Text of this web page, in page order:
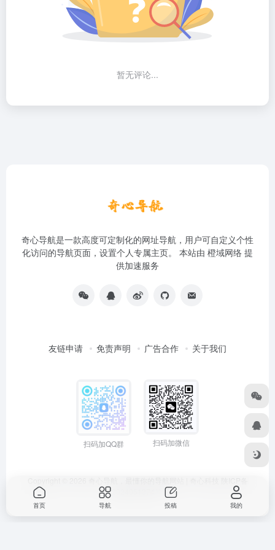
暂无评论...
奇心导航是一款高度可定制化的网址导航，用户可自定义个性
化访问的导航页面，设置个人专属主页。 本站由 橙域网络 提
供加速服务
友链申请 免责声明 广告合作 关于我们
扫码加QQ群 扫码加微信
首页 导航 投稿 我的